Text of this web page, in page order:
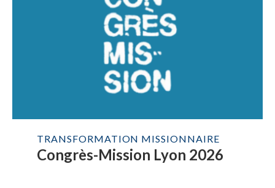
TRANSFORMATION MISSIONNAIRE
Congrès-Mission Lyon 2026